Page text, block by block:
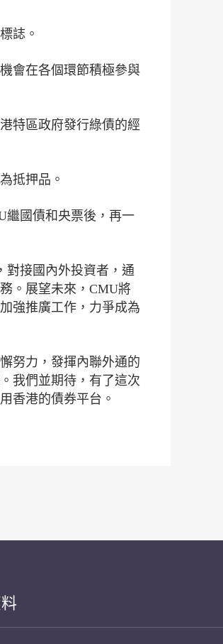
誌。
會在各個環節積極參與
特區政府發行綠債的經
抵押品。
繼國債和央票後，再一
對接國內外投資者，通
。展望未來，CMU將
強推廣工作，力爭成為
努力，發揮內聯外通的
我們並期待，有了這次
香港的債券平台。